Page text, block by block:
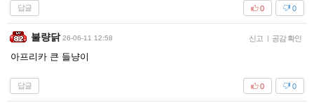
답글 0
0
불량닭 26-06-11 12:58 신고 | 공감 확인
아프리카 큰 들냥이
답글 0
0